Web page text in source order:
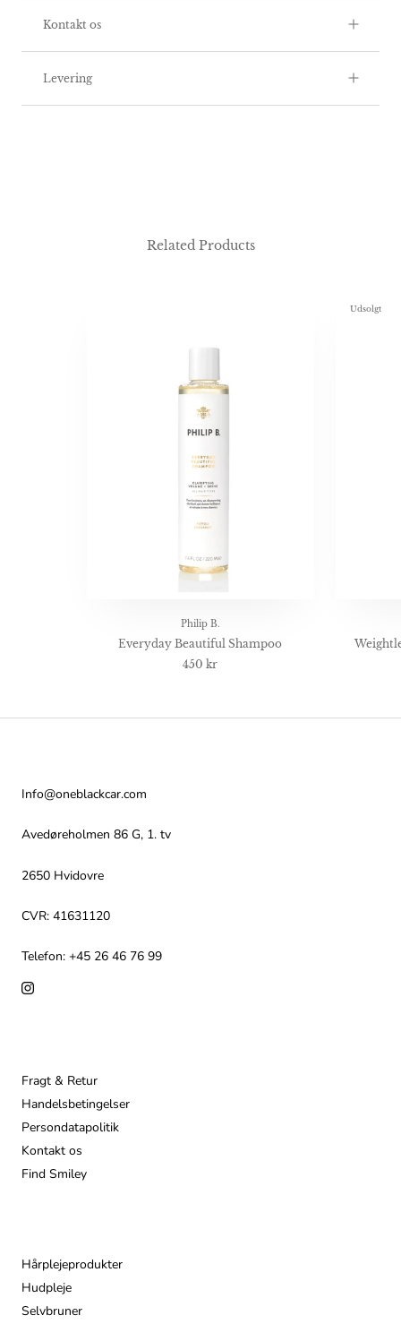
Kontakt os
Levering
Related Products
Philip B.
Everyday Beautiful Shampoo
450 kr
Udsolgt
Info@oneblackcar.com
Avedøreholmen 86 G, 1. tv
2650 Hvidovre
CVR: 41631120
Telefon: +45 26 46 76 99
Fragt & Retur
Handelsbetingelser
Persondatapolitik
Kontakt os
Find Smiley
Hårplejeprodukter
Hudpleje
Selvbruner